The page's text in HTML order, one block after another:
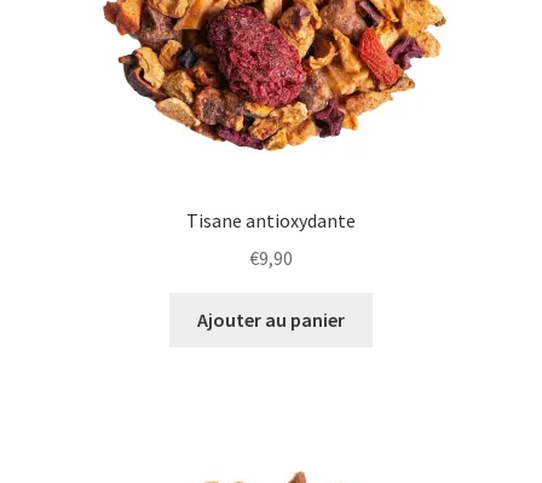
Tisane antioxydante
€9,90
Ajouter au panier